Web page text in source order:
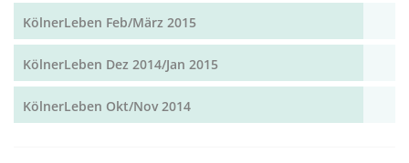
KölnerLeben Feb/März 2015
KölnerLeben Dez 2014/Jan 2015
KölnerLeben Okt/Nov 2014